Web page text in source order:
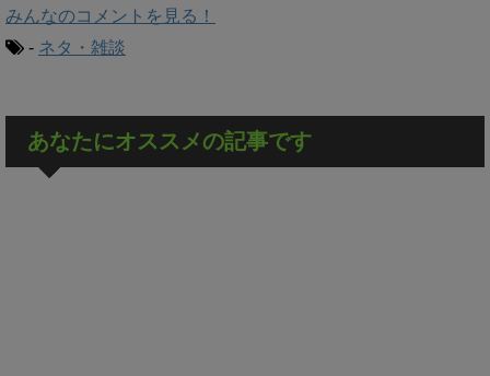
みんなのコメントを見る！
- ネタ・雑談
あなたにオススメの記事です